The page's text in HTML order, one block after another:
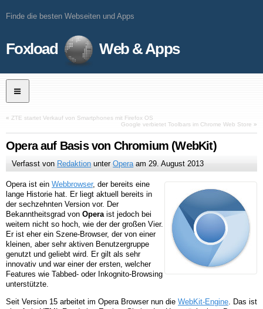
Finde die besten Webseiten und Apps
Foxload Web & Apps
« ZTE startet Verkauf von Smartphones mit Firefox OS
Google verbietet Toolbars im Chrome Web Store »
Opera auf Basis von Chromium (WebKit)
Verfasst von Redaktion unterOperaam29. August 2013
Opera ist ein Webbrowser, der bereits eine
lange Historie hat. Er liegt aktuell bereits in
der sechzehnten Version vor. Der
Bekanntheitsgrad von Operaist jedoch bei
weitem nicht so hoch, wie der der großen Vier.
Er ist eher ein Szene-Browser, der von einer
kleinen, aber sehr aktiven Benutzergruppe
genutzt und geliebt wird. Er gilt als sehr
innovativ und war einer der ersten, welcher
Features wie Tabbed- oder Inkognito-Browsing
unterstützte.
Seit Version 15 arbeitet im Opera Browser nun die WebKit-Engine . Das ist